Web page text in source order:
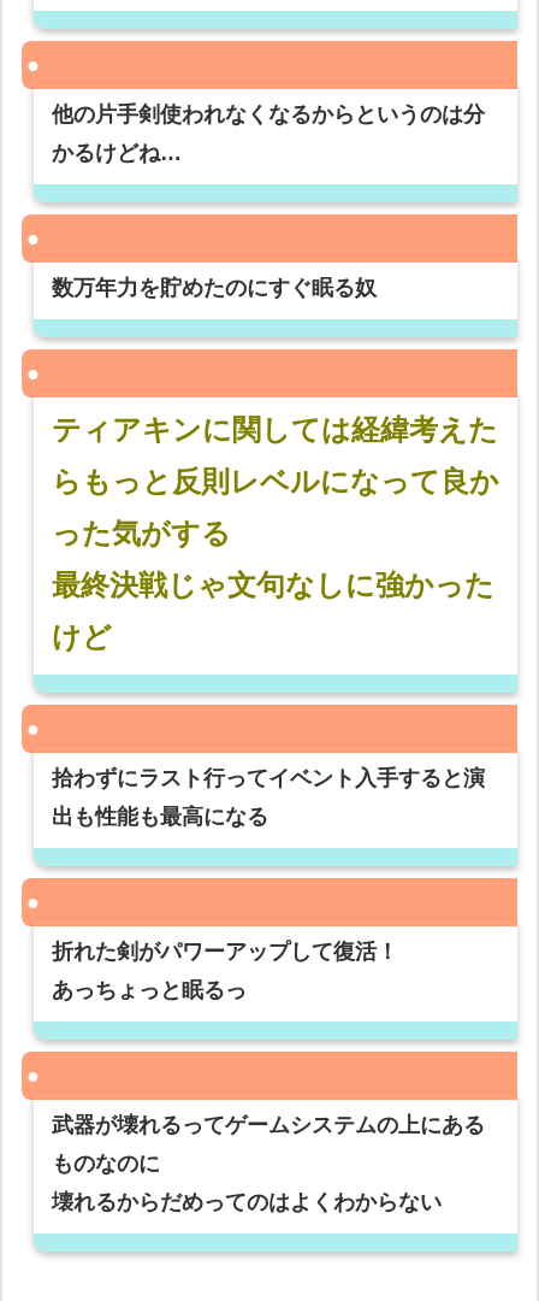
他の片手剣使われなくなるからというのは分
かるけどね…
数万年力を貯めたのにすぐ眠る奴
ティアキンに関しては経緯考えた
らもっと反則レベルになって良か
った気がする
最終決戦じゃ文句なしに強かった
けど
拾わずにラスト行ってイベント入手すると演
出も性能も最高になる
折れた剣がパワーアップして復活！
あっちょっと眠るっ
武器が壊れるってゲームシステムの上にある
ものなのに
壊れるからだめってのはよくわからない